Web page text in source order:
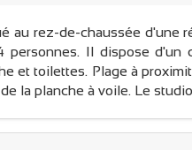
au rez-de-chaussée d'une
personnes. Il dispose d'un
et toilettes. Plage à
la planche à voile. Le